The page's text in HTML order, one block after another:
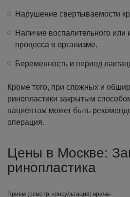
Нарушение свертываемости
Наличие воспалительного или
процесса в организме.
Беременность и период
Кроме того, при сложных и
ринопластики закрытым
пациентам может быть
операция.
Цены в Москве:
ринопластика
Прием (осмотр, консультация) врача-